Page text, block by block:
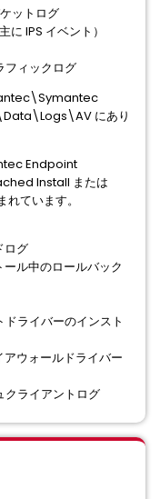
ットログ
IPS イベント）
ィックログ
にあり
Endpoint
Install または
ています。
ログ
ル中のロールバック
ライバーのインスト
ウォールドライバー
ライアントログ